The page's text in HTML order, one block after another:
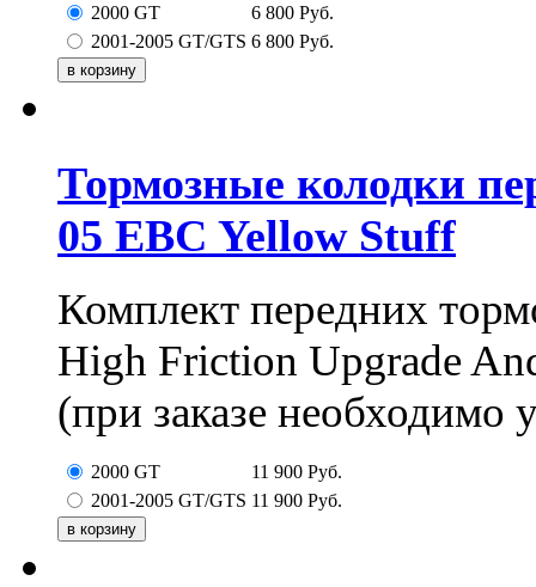
2000 GT 6 800 Руб.
2001-2005 GT/GTS 6 800 Руб.
Тормозные колодки
05 EBC Yellow Stuff
Комплект передних
High Friction Upgrade
(при заказе необходимо
2000 GT 11 900 Руб.
2001-2005 GT/GTS 11 900 Руб.